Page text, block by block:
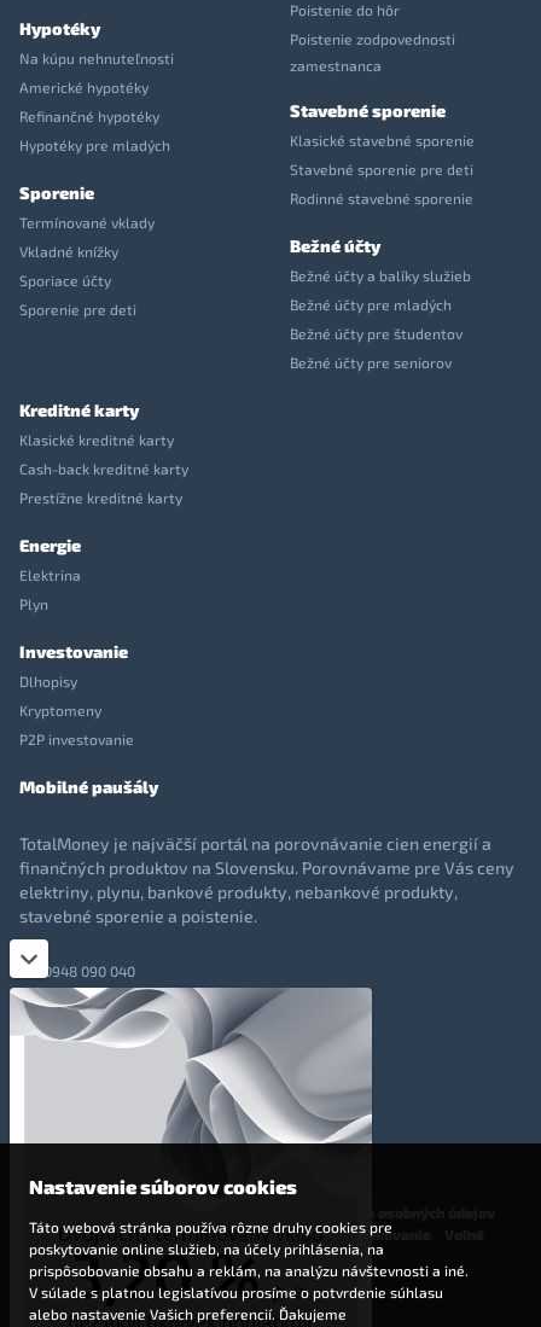
Hypotéky
Na kúpu nehnuteľnosti
Americké hypotéky
Refinančné hypotéky
Hypotéky pre mladých
Sporenie
Termínované vklady
Vkladné knížky
Sporiace účty
Sporenie pre deti
Poistenie do hôr
Poistenie zodpovednosti
zamestnanca
Stavebné sporenie
Klasické stavebné sporenie
Stavebné sporenie pre deti
Rodinné stavebné sporenie
Bežné účty
Bežné účty a balíky služieb
Bežné účty pre mladých
Bežné účty pre študentov
Bežné účty pre seniorov
Kreditné karty
Klasické kreditné karty
Cash-back kreditné karty
Prestížne kreditné karty
Energie
Elektrina
Plyn
Investovanie
Dlhopisy
Kryptomeny
P2P investovanie
Mobilné paušály
TotalMoney je najväčší portál na porovnávanie cien energií a
finančných produktov na Slovensku. Porovnávame pre Vás ceny
elektriny, plynu, bankové produkty, nebankové produkty,
stavebné sporenie a poistenie.
0948 090 040
+421 948 090 051
info@totalmoney.sk
Levočská 866, Poprad, 058 01
Cookies-Nastavenia cookies -Finančné sprostredkovanie
pracovné miesta
Affiliate - partnerský program
Nastavenie súborov cookies
Táto webová stránka používa rôzne druhy cookies pre
poskytovanie online služieb, na účely prihlásenia, na
prispôsobovanie obsahu a reklám, na analýzu návštevnosti a iné.
V súlade s platnou legislatívou prosíme o potvrdenie súhlasu
alebo nastavenie Vašich preferencií. Ďakujeme